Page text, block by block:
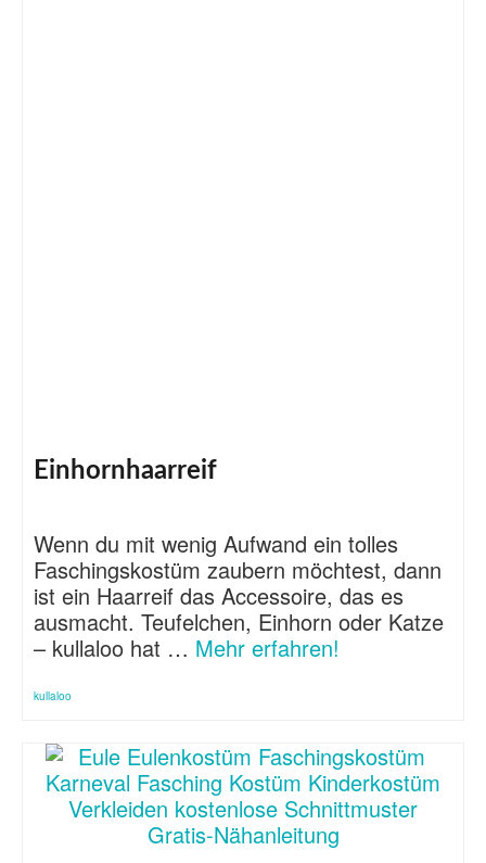
Einhornhaarreif
Wenn du mit wenig Aufwand ein tolles
Faschingskostüm zaubern möchtest, dann
ist ein Haarreif das Accessoire, das es
ausmacht. Teufelchen, Einhorn oder Katze
– kullaloo hat … Mehr erfahren!
kullaloo